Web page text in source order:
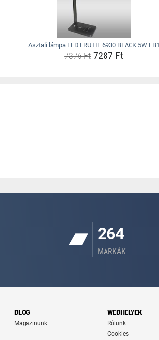
Asztali lámpa LED FRUTIL 6930 BLACK 5W LB1
7376 Ft 7287 Ft
264
MÁRKÁK
BLOG
Magazinunk
WEBHELYEK
Rólunk
Cookies